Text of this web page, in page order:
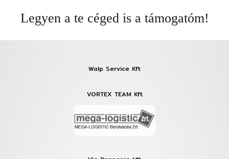
Legyen a te céged is a támogatóm!
Walp Service Kft
VORTEX TEAM Kft